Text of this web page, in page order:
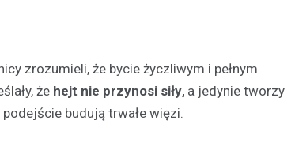
zrozumieli, że bycie życzliwym i pełnym
że hejt nie przynosi siły, a jedynie tworzy
budują trwałe więzi.